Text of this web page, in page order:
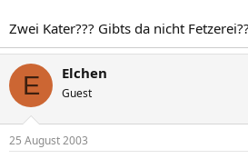
Zwei Kater??? Gibts da nicht Fetzerei??
E Elchen
Guest
25 August 2003